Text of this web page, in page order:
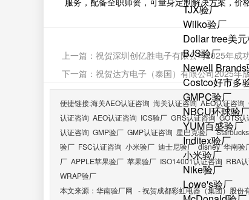
TJX验厂
Wilko验厂
Dollar tree美
BJS验厂
Newell Brands
Costco好市多
GMPC验厂
NBCU环球验
YUM百盛验厂
Inditex验厂
小米验厂
Nike验厂
Lowe's验厂
上一篇： 祝贺深圳创亿胜电子有限公司2025年成
下一篇： 祝贺达方电子（泰国）有限公司2025年
便捷链接:海关AEO认证咨询 海关认证咨询 AEO认证咨询
认证咨询 AEO认证咨询 ICS验厂 GRS认证咨询 GOTS认
认证咨询 GMP验厂 GMP认证咨询 星巴克验厂
验厂 FSC认证咨询 小米验厂 迪士尼验厂 disney 华南验
厂 APPLE苹果验厂 苹果验厂 ISO14001认证咨询 RBA
WRAP验厂
本文来源： 华南验厂网 -祝贺成都彩虹电器（集团）股份